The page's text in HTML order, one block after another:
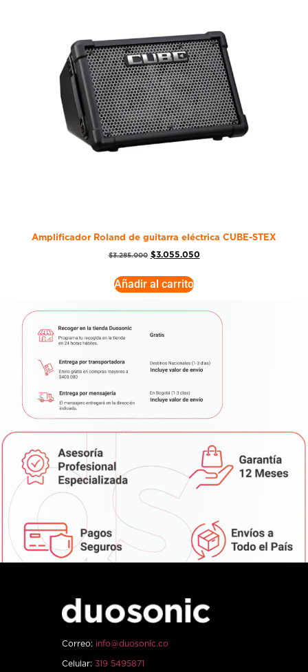
Amplificador Roland de guitarra eléctrica CUBE-STEX
$3.285.000 $3.055.050
Añadir al carrito
Correo: info@duosonic.co
Celular: 319 5495871